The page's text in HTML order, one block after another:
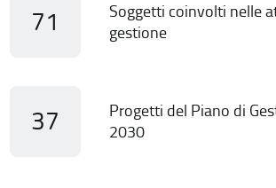
71
Soggetti coinvolti nelle
gestione
37
Progetti del Piano di
2030